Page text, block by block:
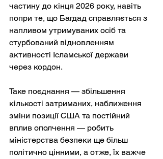
частину до кінця 2026 року, навіть
попри те, що Багдад справляється з
напливом утримуваних осіб та
стурбований відновленням
активності Ісламської держави
через кордон.
Таке поєднання — збільшення
кількості затриманих, наближення
зміни позиції США та постійний
вплив ополчення — робить
міністерства безпеки ще більш
політично цінними, а отже, їх важче